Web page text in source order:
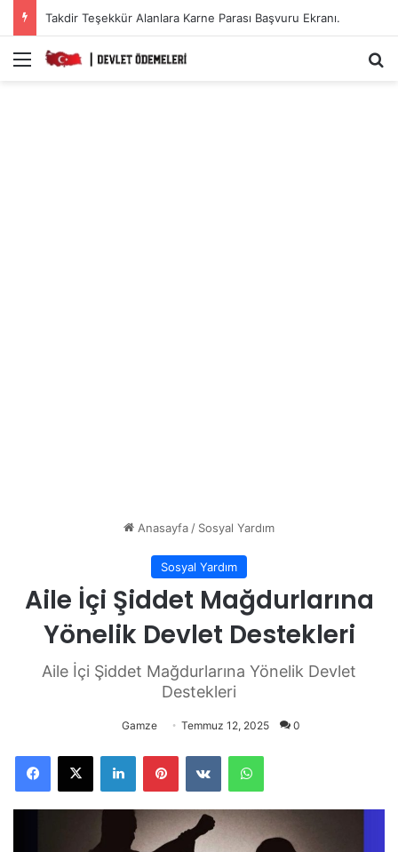
Takdir Teşekkür Alanlara Karne Parası Başvuru Ekranı.
Menü
Anasayfa/ Sosyal Yardım
Sosyal Yardım
Aile İçi Şiddet Mağdurlarına
Yönelik Devlet Destekleri
Aile İçi Şiddet Mağdurlarına Yönelik Devlet
Destekleri
Gamze Temmuz 12, 2025 0